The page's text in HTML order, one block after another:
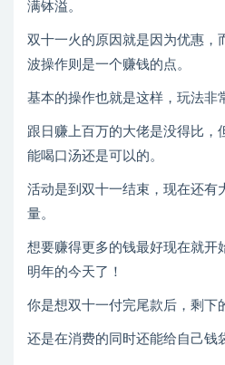
满钵溢。
双十一火的原因就是因为优惠，
波操作则是一个赚钱的点。
基本的操作也就是这样，玩法非
跟日赚上百万的大佬是没得比，
能喝口汤还是可以的。
活动是到双十一结束，现在还有
量。
想要赚得更多的钱最好现在就开
明年的今天了！
你是想双十一付完尾款后，剩下
还是在消费的同时还能给自己钱